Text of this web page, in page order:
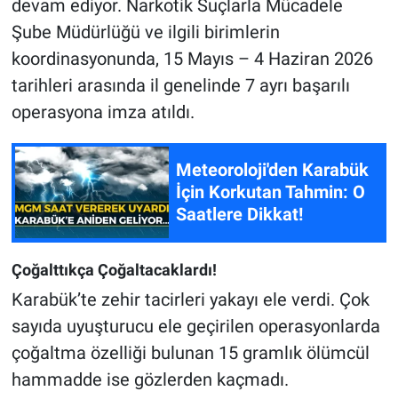
devam ediyor. Narkotik Suçlarla Mücadele
Şube Müdürlüğü ve ilgili birimlerin
koordinasyonunda, 15 Mayıs – 4 Haziran 2026
tarihleri arasında il genelinde 7 ayrı başarılı
operasyona imza atıldı.
Meteoroloji'den Karabük
İçin Korkutan Tahmin: O
Saatlere Dikkat!
Çoğalttıkça Çoğaltacaklardı!
Karabük’te zehir tacirleri yakayı ele verdi. Çok
sayıda uyuşturucu ele geçirilen operasyonlarda
çoğaltma özelliği bulunan 15 gramlık ölümcül
hammadde ise gözlerden kaçmadı.